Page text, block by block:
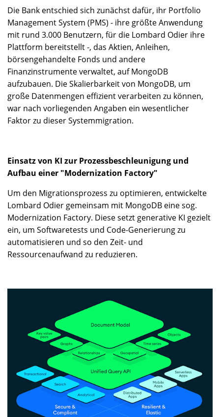
Die Bank entschied sich zunächst dafür, ihr Portfolio
Management System (PMS) - ihre größte Anwendung
mit rund 3.000 Benutzern, für die Lombard Odier ihre
Plattform bereitstellt -, das Aktien, Anleihen,
börsengehandelte Fonds und andere
Finanzinstrumente verwaltet, auf MongoDB
aufzubauen. Die Skalierbarkeit von MongoDB, um
große Datenmengen effizient verarbeiten zu können,
war nach vorliegenden Angaben ein wesentlicher
Faktor zu dieser Systemmigration.
Einsatz von KI zur Prozessbeschleunigung und
Aufbau einer "Modernization Factory"
Um den Migrationsprozess zu optimieren, entwickelte
Lombard Odier gemeinsam mit MongoDB eine sog.
Modernization Factory. Diese setzt generative KI gezielt
ein, um Softwaretests und Code-Generierung zu
automatisieren und so den Zeit- und
Ressourcenaufwand zu reduzieren.